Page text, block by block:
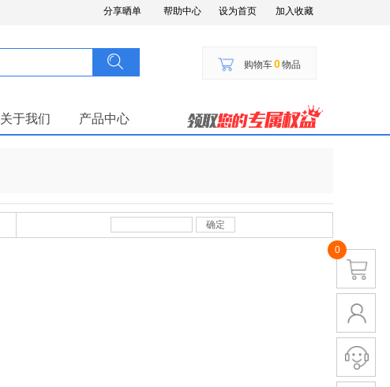
帮助中心
分享晒单 设为首页 加入收藏
购物车0物品
搜索
按钮文本
关于我们 产品中心
确定
0